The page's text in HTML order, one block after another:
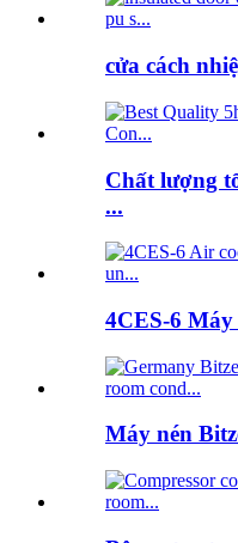
cửa cách
Chất lượng
...
4CES-6
Máy nén